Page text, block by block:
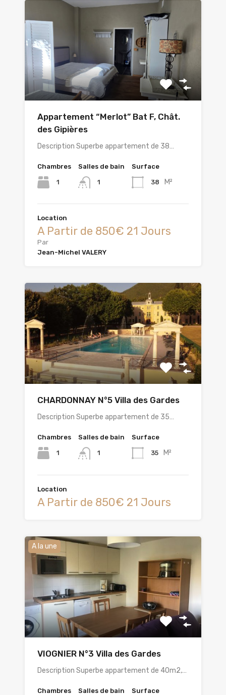
Appartement “Merlot” Bat F, Chât.
des Gipières
Description Superbe appartement de 38…
Chambres
1
Salles de bain
1
Surface
38 M²
Location
A Partir de 850€ 21 Jours
Par
Jean-Michel VALERY
CHARDONNAY N°5 Villa des Gardes
Description Superbe appartement de 35…
Chambres
1
Salles de bain
1
Surface
35 M²
Location
A Partir de 850€ 21 Jours
A la une
VIOGNIER N°3 Villa des Gardes
Description Superbe appartement de 40m2,…
Chambres Salles de bain Surface